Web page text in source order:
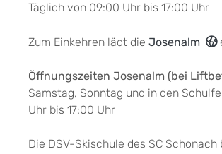
Täglich von 09:00 Uhr bis 17:00 Uhr
Zum Einkehren lädt die Josenalm
Öffnungszeiten Josenalm (bei
Samstag, Sonntag und in den
Uhr bis 17:00 Uhr
Die DSV-Skischule des SC